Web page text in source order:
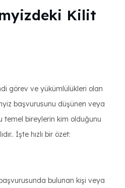
Kilit
görev ve yükümlülükleri olan
başvurusunu düşünen veya
temel bireylerin kim olduğunu
İşte hızlı bir özet:
bulunan kişi veya